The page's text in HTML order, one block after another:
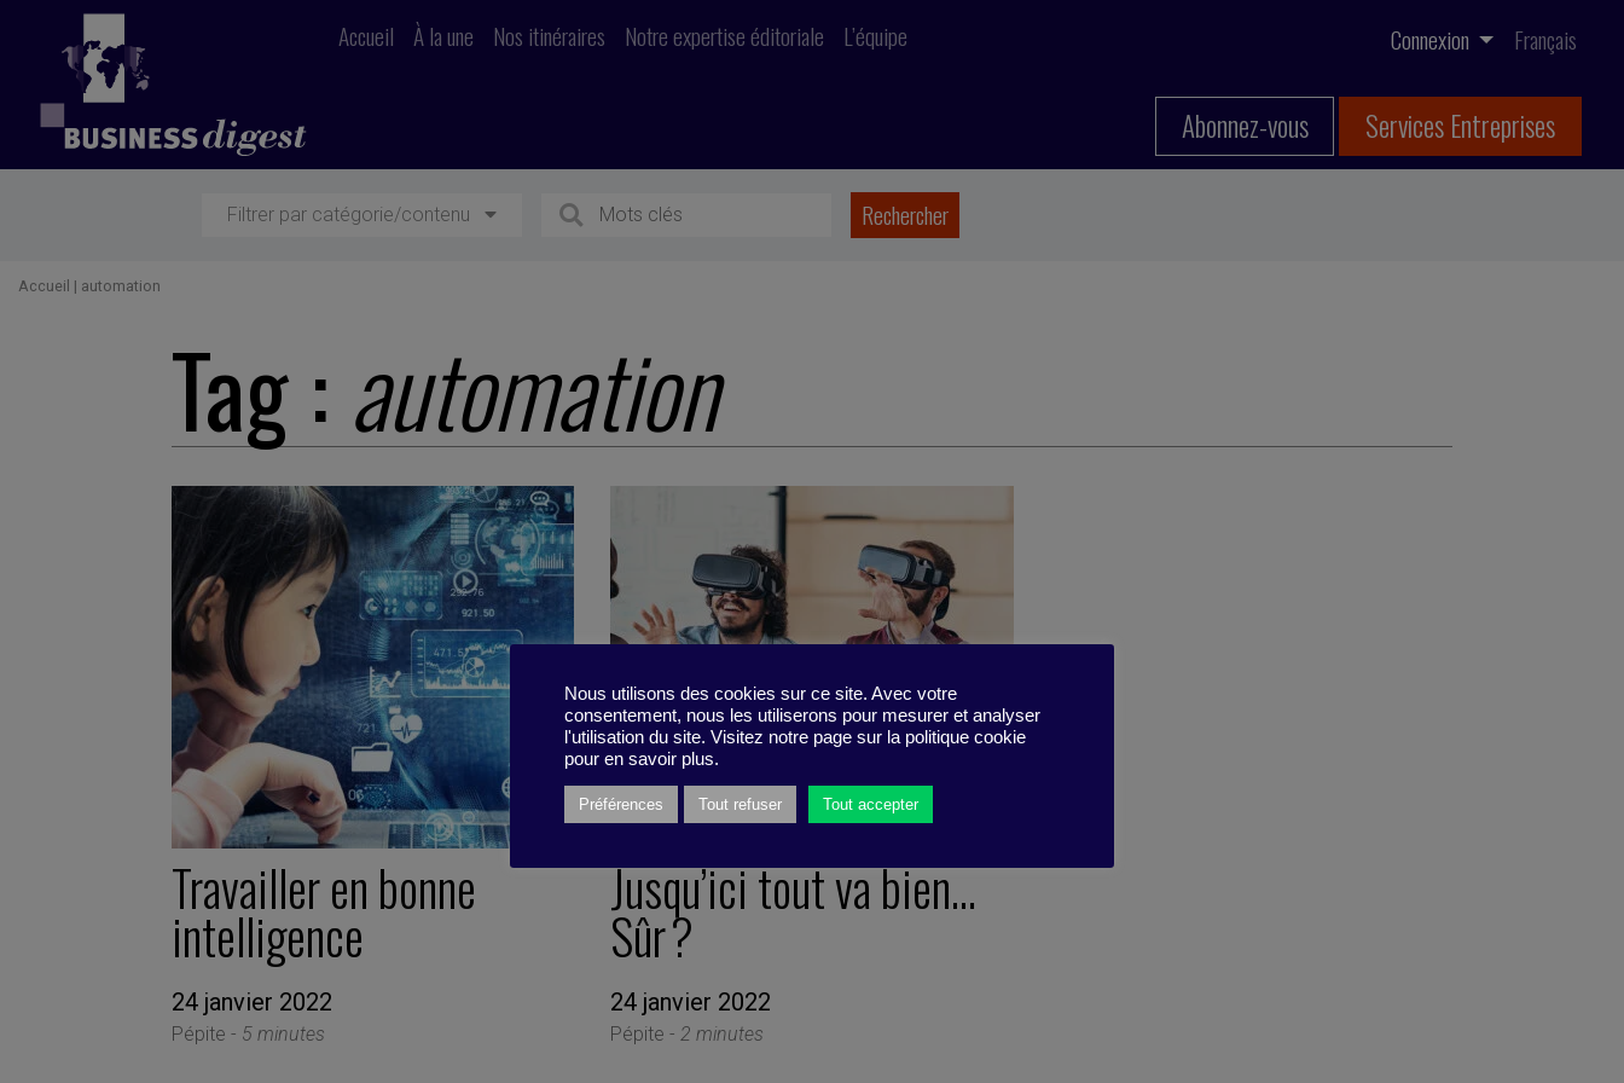
Accueil À la une Nos itinéraires Notre expertise éditoriale L’équipe Connexion Français
Abonnez-vous Services Entreprises
Filtrer par catégorie/contenu
Accueil | automation
Tag : automation
Travailler en bonne
intelligence
24 janvier 2022
Pépite - 5 minutes
Jusqu’ici tout va bien…
Sûr ?
24 janvier 2022
Pépite - 2 minutes
Nous utilisons des cookies sur ce site. Avec votre
consentement, nous les utiliserons pour mesurer et analyser
l'utilisation du site. Visitez notre page sur la politique cookie
pour en savoir plus.
Préférences Tout refuser Tout accepter